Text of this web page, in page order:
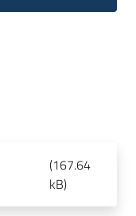
(167.64
kB)